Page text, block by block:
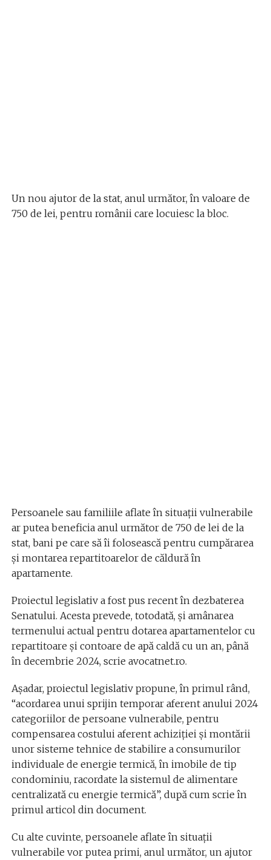
Un nou ajutor de la stat, anul următor, în valoare de
750 de lei, pentru românii care locuiesc la bloc.
Persoanele sau familiile aflate în situații vulnerabile
ar putea beneficia anul următor de 750 de lei de la
stat, bani pe care să îi folosească pentru cumpărarea
și montarea repartitoarelor de căldură în
apartamente.
Proiectul legislativ a fost pus recent în dezbaterea
Senatului. Acesta prevede, totodată, și amânarea
termenului actual pentru dotarea apartamentelor cu
repartitoare și contoare de apă caldă cu un an, până
în decembrie 2024, scrie avocatnet.ro.
Așadar, proiectul legislativ propune, în primul rând,
“acordarea unui sprijin temporar aferent anului 2024
categoriilor de persoane vulnerabile, pentru
compensarea costului aferent achiziției și montării
unor sisteme tehnice de stabilire a consumurilor
individuale de energie termică, în imobile de tip
condominiu, racordate la sistemul de alimentare
centralizată cu energie termică”, după cum scrie în
primul articol din document.
Cu alte cuvinte, persoanele aflate în situații
vulnerabile vor putea primi, anul următor, un ajutor